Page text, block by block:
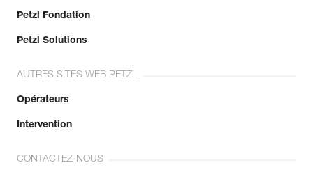
Petzl Fondation
Petzl Solutions
AUTRES SITES WEB PETZL
Opérateurs
Intervention
CONTACTEZ-NOUS